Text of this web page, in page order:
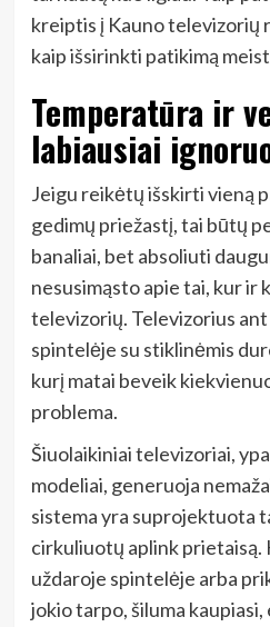
kreiptis į Kauno televizorių
kaip išsirinkti patikimą
Temperatūra ir
labiausiai
Jeigu reikėtų išskirti vieną
gedimų priežastį, tai būtų
banaliai, bet absoliuti
nesusimąsto apie tai, kur ir
televizorių. Televizorius
spintelėje su stiklinėmis
kurį matai beveik
problema.
Šiuolaikiniai televizoriai,
modeliai, generuoja
sistema yra suprojektuota
cirkuliuotų aplink prietaisą.
uždaroje spintelėje arba
jokio tarpo, šiluma